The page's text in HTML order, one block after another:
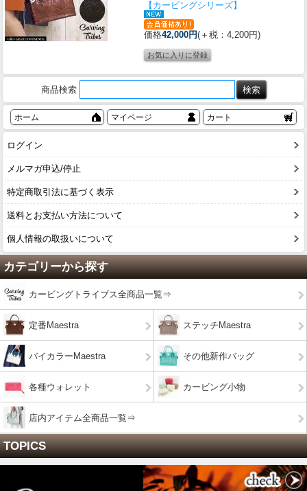
【カービングシリーズ】
価格42,000円(＋税：4,200円)
商品検索
ホーム マイページ カート
ログイン
メルマガ申込/停止
特定商取引法に基づく表示
送料とお支払い方法について
個人情報の取扱いについて
カテゴリーから探す
カービングトライブス全商品一覧⇒
定番Maestra ステッチMaestra
バイカラーMaestra その他新作バッグ
各種ウォレット カービング小物
店内アイテム全商品一覧⇒
TOPICS